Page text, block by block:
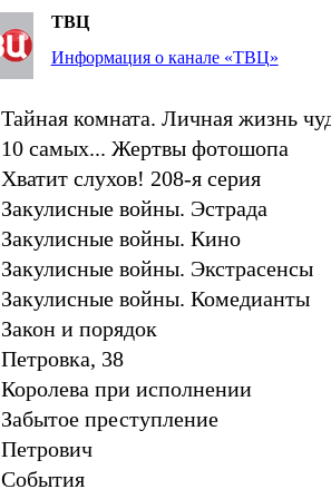
ТВЦ
Информация о канале «ТВЦ»
Тайная комната. Личная жизнь
10 самых... Жертвы фотошопа
Хватит слухов! 208-я серия
Закулисные войны. Эстрада
Закулисные войны. Кино
Закулисные войны. Экстрасенсы
Закулисные войны. Комедианты
Закон и порядок
Петровка, 38
Королева при исполнении
Забытое преступление
Петрович
События